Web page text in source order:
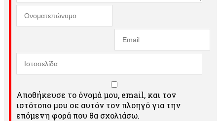
Αποθήκευσε το όνομά μου, email, και τον
ιστότοπο μου σε αυτόν τον πλοηγό για την
επόμενη φορά που θα σχολιάσω.